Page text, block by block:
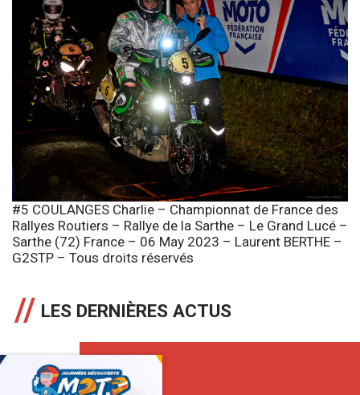
#5 COULANGES Charlie – Championnat de France des
Rallyes Routiers – Rallye de la Sarthe – Le Grand Lucé –
Sarthe (72) France – 06 May 2023 – Laurent BERTHE –
G2STP – Tous droits réservés
LES DERNIÈRES ACTUS